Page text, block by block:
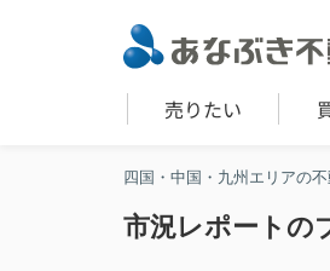
売りたい
四国・中国・九州エリアの
市況レポートの